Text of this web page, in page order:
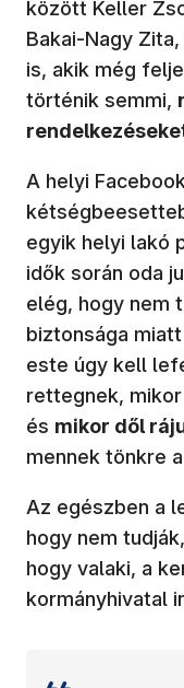
között Keller
Bakai-Nagy
is, akik még
történik semmi,
A helyi
egyik helyi lakó
idők során oda
elég, hogy nem
biztonsága
este úgy kell
rettegnek,
és mikor dől
mennek tönkre
Az egészben a
hogy nem
hogy valaki, a
kormányhivatal